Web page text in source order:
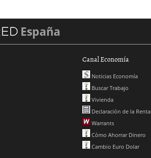
España
Canal Economía
Noticias Economía
Buscar Trabajo
Vivienda
Declaración de la Renta
Warrants
Cómo Ahorrar Dinero
Cambio Euro Dolar